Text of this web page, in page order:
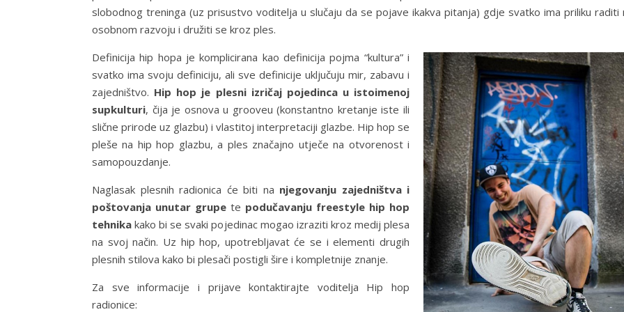
slobodnog treninga (uz prisustvo voditelja u slučaju da se pojave ikakva pitanja) gdje svatko ima priliku raditi
osobnom razvoju i družiti se kroz ples.
Definicija hip hopa je komplicirana kao definicija pojma “kultura” i
svatko ima svoju definiciju, ali sve definicije uključuju mir, zabavu i
zajedništvo. Hip hop je plesni izričaj pojedinca u istoimenoj
supkulturi, čija je osnova u grooveu (konstantno kretanje iste ili
slične prirode uz glazbu) i vlastitoj interpretaciji glazbe. Hip hop se
pleše na hip hop glazbu, a ples značajno utječe na otvorenost i
samopouzdanje.
Naglasak plesnih radionica će biti na njegovanju zajedništva i
poštovanja unutar grupe te podučavanju freestyle hip hop
tehnika kako bi se svaki pojedinac mogao izraziti kroz medij plesa
na svoj način. Uz hip hop, upotrebljavat će se i elementi drugih
plesnih stilova kako bi plesači postigli šire i kompletnije znanje.
Za sve informacije i prijave kontaktirajte voditelja Hip hop
radionice: